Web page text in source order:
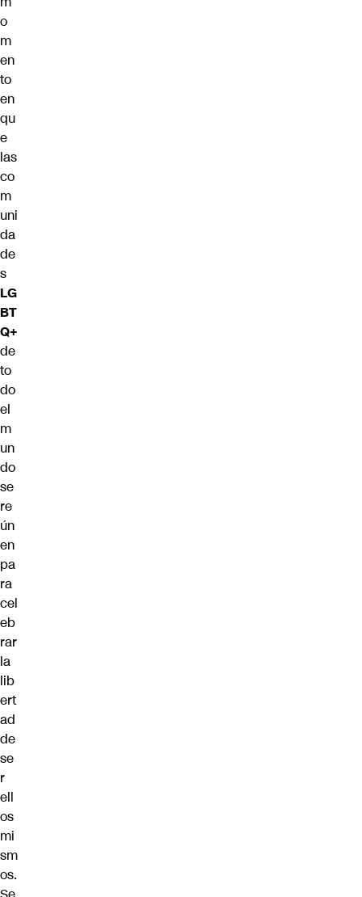
o
m
en
to
en
qu
e
las
co
m
uni
da
de
s
LG
BT
Q+
de
to
do
el
m
un
do
se
re
ún
en
pa
ra
cel
eb
rar
la
lib
ert
ad
de
se
r
ell
os
mi
sm
os.